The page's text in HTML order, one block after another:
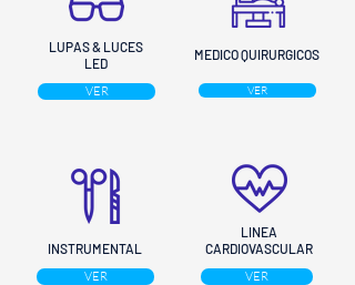
LUPAS & LUCES
LED
VER
MEDICO QUIRURGICOS
VER
INSTRUMENTAL
VER
LINEA
CARDIOVASCULAR
VER